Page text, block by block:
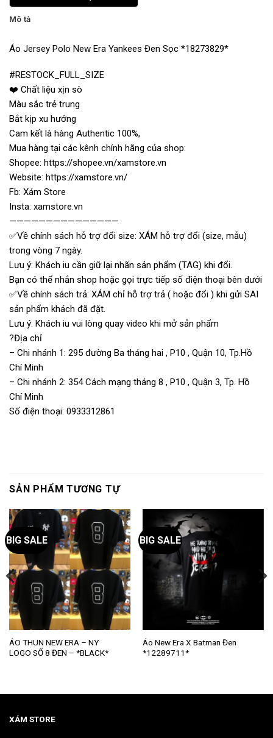
Mô tả
Áo Jersey Polo New Era Yankees Đen Sọc *18273829*
#RESTOCK_FULL_SIZE
❤️ Chất liệu xịn sò
Màu sắc trẻ trung
Bắt kịp xu hướng
Cam kết là hàng Authentic 100%,
Mua hàng tại các kênh chính hãng của shop:
Shopee: https://shopee.vn/xamstore.vn
Website: https://xamstore.vn/
Fb: Xám Store
Insta: xamstore.vn
———————————————
✅Về chính sách hỗ trợ đổi size: XÁM hỗ trợ đổi (size, mẫu)
trong vòng 7 ngày.
Lưu ý: Khách iu cần giữ lại nhãn sản phẩm (TAG) khi đổi.
Bạn có thể nhắn shop hoặc gọi trực tiếp số điện thoại bên dưới
✅Về chính sách trả: XÁM chỉ hỗ trợ trả ( hoặc đổi ) khi gửi SAI
sản phẩm khách đã đặt.
Lưu ý: Khách iu vui lòng quay video khi mở sản phẩm
?Địa chỉ
– Chi nhánh 1: 295 đường Ba tháng hai , P10 , Quận 10, Tp.Hồ
Chí Minh
– Chi nhánh 2: 354 Cách mạng tháng 8 , P10 , Quận 3, Tp. Hồ
Chí Minh
Số điện thoại: 0933312861
SẢN PHẨM TƯƠNG TỰ
BIG SALE
ÁO THUN NEW ERA – NY
LOGO SỐ 8 ĐEN – *BLACK*
Sản
phẩm
nhiều
thể.
BIG SALE
Áo New Era X Batman Đen
*12289711*
Sản
phẩm
nhiều
XÁM STORE